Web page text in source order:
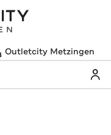
Outletcity Metzingen